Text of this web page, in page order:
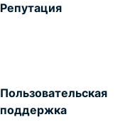
Репутация
Пользовательская
поддержка